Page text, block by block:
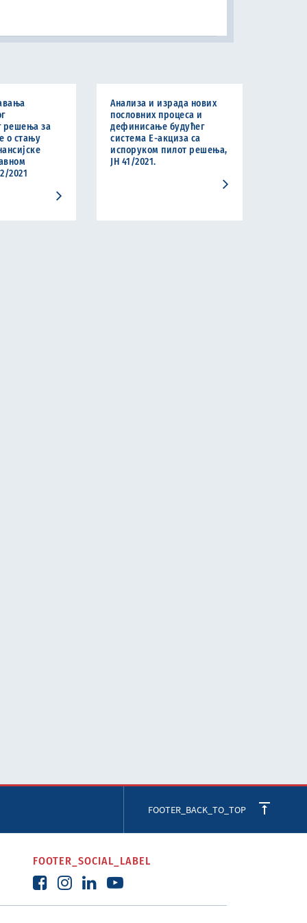
решења за
о стању
2021
Анализа и израда нових
пословних процеса и
дефинисање будућег
система Е-акциза са
испоруком пилот решења,
ЈН 41/2021.
FOOTER_BACK_TO_TOP
FOOTER_SOCIAL_LABEL